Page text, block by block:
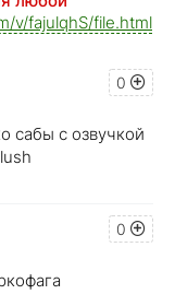
v/fajulqhS/file.html
0
сабы с озвучкой
0